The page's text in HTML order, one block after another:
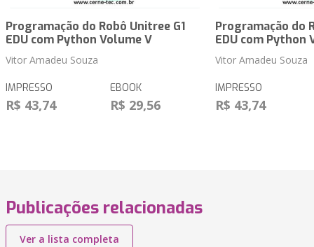
Programação do Robô Unitree G1
EDU com Python Volume V
Vitor Amadeu Souza
IMPRESSO
R$ 43,74
EBOOK
R$ 29,56
Programação do
EDU com Python
Vitor Amadeu Souza
IMPRESSO
R$ 43,74
Publicações relacionadas
Ver a lista completa